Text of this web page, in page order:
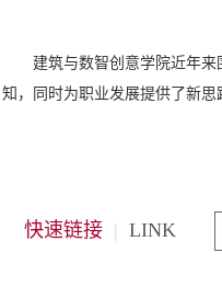
建筑与数智创意学院近年
知，同时为职业发展提供了新思
快速链接 | LINK